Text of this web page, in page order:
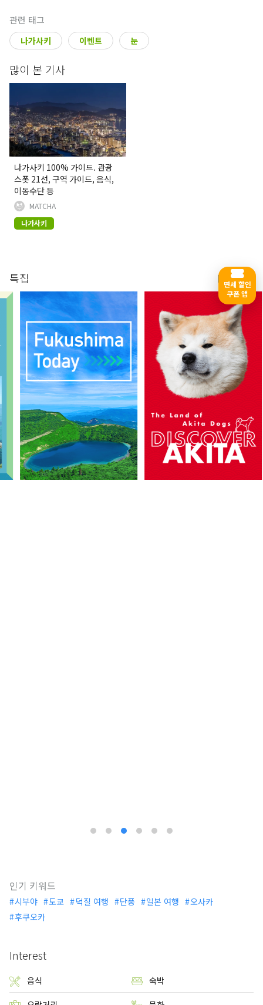
관련 태그
나가사키 이벤트 눈
많이 본 기사
나가사키 100% 가이드. 관광
스폿 21선, 구역 가이드, 음식,
이동수단 등
MATCHA
나가사키
특집 More
인기 키워드
시부야 도쿄 덕질 여행 단풍 일본 여행
오사카
후쿠오카
Interest
음식 숙박
면세 할인
쿠폰 앱